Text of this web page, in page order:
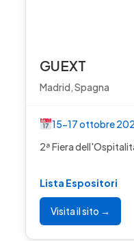
GUEXT
Madrid, Spagna
15-17 ottobre
2ª Fiera
Lista Espositori
Visita il sito →